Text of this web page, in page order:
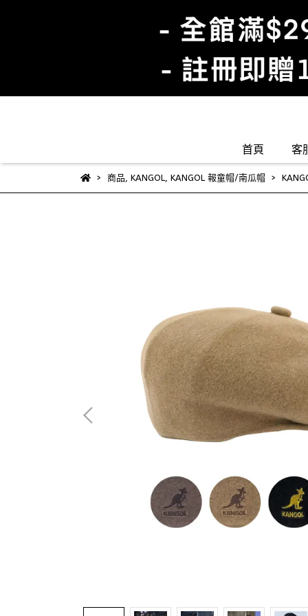
首頁 客
商品, KANGOL, KANGOL 報童帽/南瓜帽